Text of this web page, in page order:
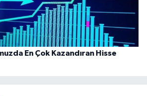
En Çok Kazandıran Hisse